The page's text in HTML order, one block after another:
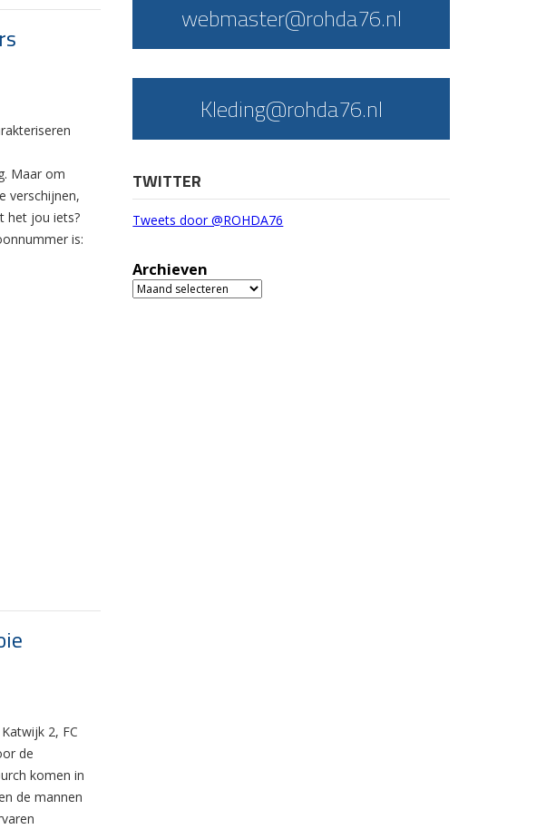
Maar om
verschijnen,
het jou iets?
is:
2, FC
de
komen in
de mannen
webmaster@rohda76.nl
Kleding@rohda76.nl
TWITTER
Tweets door @ROHDA76
Archieven
Archieven